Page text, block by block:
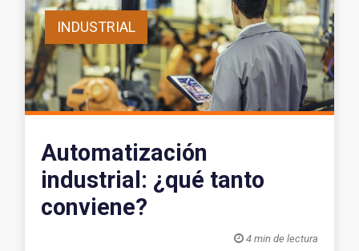
INDUSTRIAL
Automatización
industrial: ¿qué tanto
conviene?
 4 min de lectura